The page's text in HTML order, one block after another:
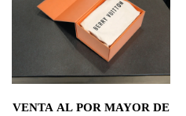
VENTA AL POR MAYOR DE